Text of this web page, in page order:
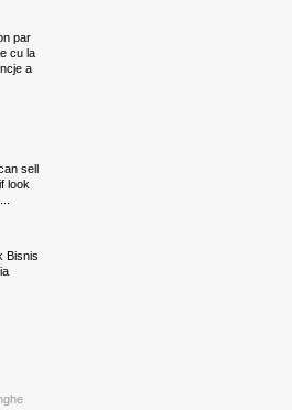
par
cu la
a
sell
look
Bisnis